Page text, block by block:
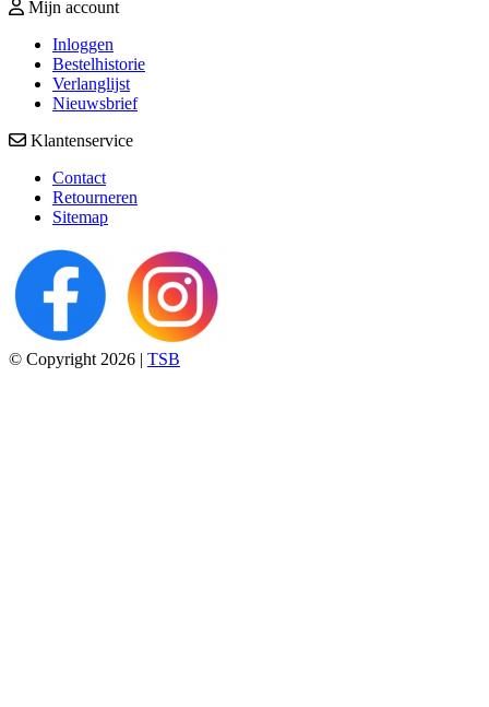
Mijn account
Inloggen
Bestelhistorie
Verlanglijst
Nieuwsbrief
Klantenservice
Contact
Retourneren
Sitemap
© Copyright 2026 | TSB